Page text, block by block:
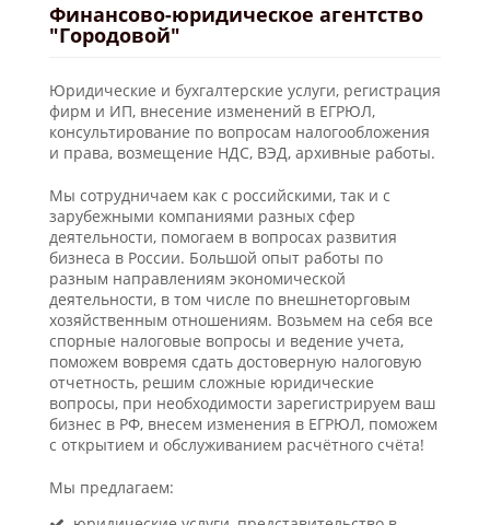
Финансово-юридическое агентство
"Городовой"
Юридические и бухгалтерские услуги, регистрация
фирм и ИП, внесение изменений в ЕГРЮЛ,
консультирование по вопросам налогообложения
и права, возмещение НДС, ВЭД, архивные работы.
Мы сотрудничаем как с российскими, так и с
зарубежными компаниями разных сфер
деятельности, помогаем в вопросах развития
бизнеса в России. Большой опыт работы по
разным направлениям экономической
деятельности, в том числе по внешнеторговым
хозяйственным отношениям. Возьмем на себя все
спорные налоговые вопросы и ведение учета,
поможем вовремя сдать достоверную налоговую
отчетность, решим сложные юридические
вопросы, при необходимости зарегистрируем ваш
бизнес в РФ, внесем изменения в ЕГРЮЛ, поможем
с открытием и обслуживанием расчётного счёта!
Мы предлагаем: